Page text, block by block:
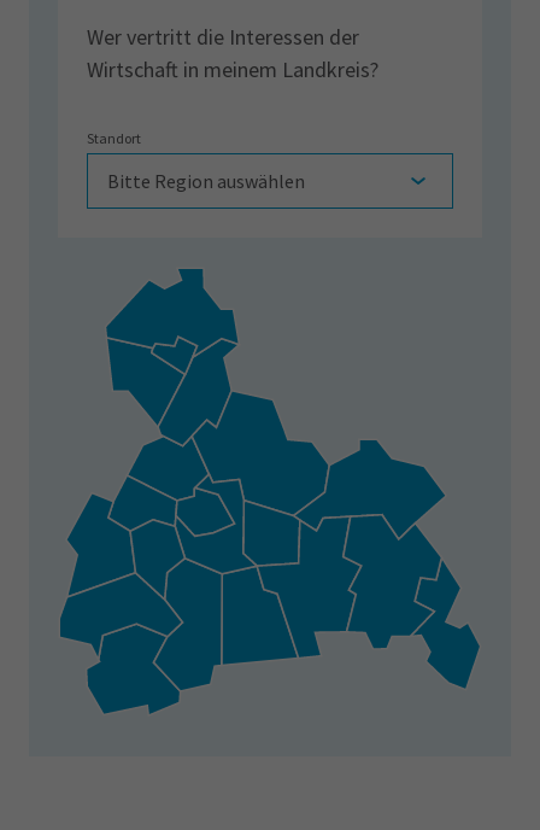
Wer vertritt die Interessen der
Wirtschaft in meinem Landkreis?
Standort
Region auswählen:
Bitte Region auswählen